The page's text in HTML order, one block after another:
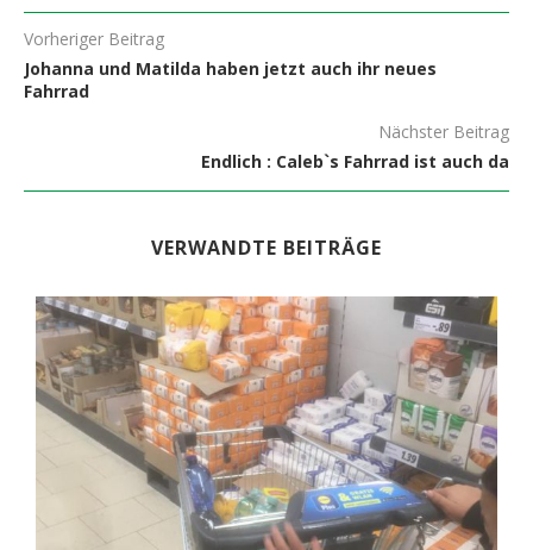
Vorheriger Beitrag
Johanna und Matilda haben jetzt auch ihr neues
Fahrrad
Nächster Beitrag
Endlich : Caleb`s Fahrrad ist auch da
VERWANDTE BEITRÄGE